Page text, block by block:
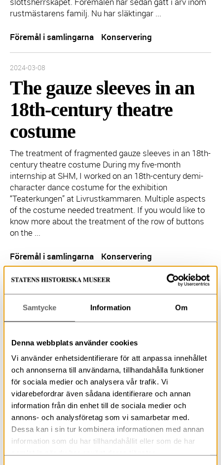
Samtycke Information Om
Denna webbplats använder cookies
Vi använder enhetsidentifierare för att anpassa innehållet
och annonserna till användarna, tillhandahålla funktioner
för sociala medier och analysera vår trafik. Vi
vidarebefordrar även sådana identifierare och annan
information från din enhet till de sociala medier och
annons- och analysföretag som vi samarbetar med.
Dessa kan i sin tur kombinera informationen med annan
information som du har tillhandahållit eller som de har
rustmästarens familj. Nu har släktingar ...
Föremål i samlingarna Konservering
Inlägget publicerades:
2024-03-08
The gauze sleeves in an
18th-century theatre
costume
The treatment of fragmented gauze sleeves in an 18th-
century theatre costume During my five-month
internship at SHM, I worked on an 18th-century demi-
character dance costume for the exhibition
“Teaterkungen” at Livrustkammaren. Multiple aspects
of the costume needed treatment. If you would like to
know more about the treatment of the row of buttons
on the ...
Föremål i samlingarna Konservering
När det moderna blir
gammalt
På museer är det mesta gammalt, ibland väldigt
gammalt, och det är nog en del av poängen med att
besöka ett museum att få möta något som en annan
människa höll i sin hand för hundra eller tusentals år
sedan. Trä, läder, ben, horn och metall ur historien reser
med oss in i framtiden. Men ...
Konservering samlingsförvaltning